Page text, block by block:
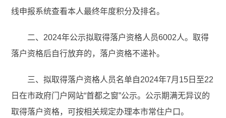
线申报系统查看本人最终年度积分及排名。
二、2024年公示拟取得落户资格人员6002人。取得
落户资格后自行放弃的，落户资格不递补。
三、拟取得落户资格人员名单自2024年7月15日至22
日在市政府门户网站“首都之窗”公示。公示期满无异议的
取得落户资格，可按相关规定办理本市常住户口。